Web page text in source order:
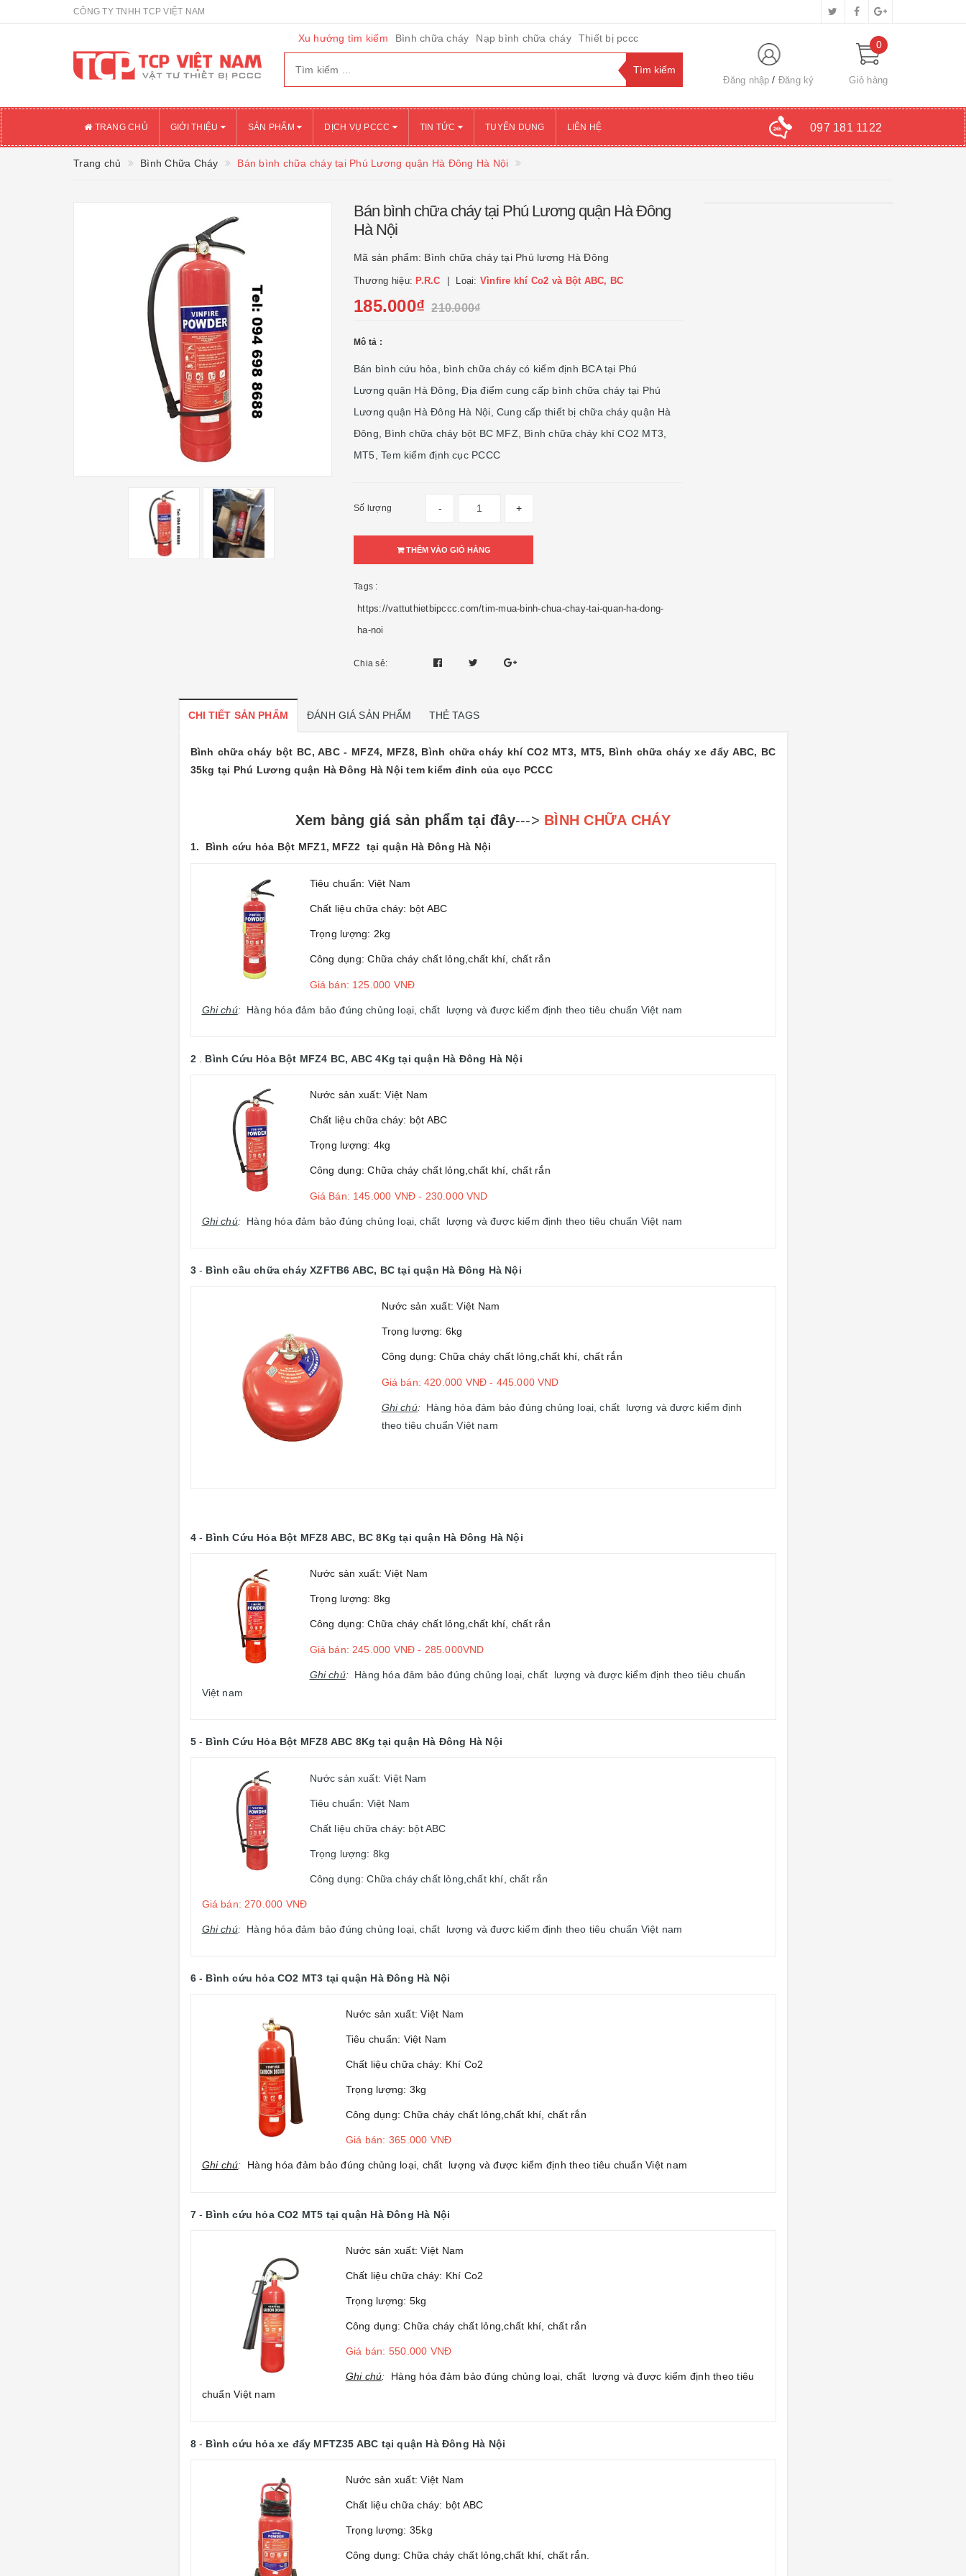
CÔNG TY TNHH TCP VIỆT NAM
Xu hướng tìm kiếm Bình chữa cháy Nạp bình chữa cháy Thiết bị pccc
Đăng nhập Đăng ký
0
Giỏ hàng
TRANG CHỦ GIỚI THIỆU SẢN PHẨM DỊCH VỤ PCCC TIN TỨC TUYỂN DỤNG LIÊN HỆ 097 181 1122
Trang chủ Bình Chữa Cháy Bán bình chữa cháy tại Phú Lương quận Hà Đông Hà Nội
Bán bình chữa cháy tại Phú Lương quận Hà Đông
Hà Nội
Mã sản phẩm: Bình chữa cháy tại Phú lương Hà Đông
Thương hiệu: P.R.C Loại: Vìnfire khí Co2 và Bột ABC, BC
185.000₫ 210.000₫
Mô tả :
Bán bình cứu hỏa, bình chữa cháy có kiểm định BCA tại Phú
Lương quận Hà Đông, Địa điểm cung cấp bình chữa cháy tại Phú
Lương quận Hà Đông Hà Nội, Cung cấp thiết bị chữa cháy quận Hà
Đông, Bình chữa cháy bột BC MFZ, Bình chữa cháy khí CO2 MT3,
MT5, Tem kiểm định cục PCCC
Số lượng - +
THÊM VÀO GIỎ HÀNG
Tags :
https://vattuthietbipccc.com/tim-mua-binh-chua-chay-tai-quan-ha-dong-
ha-noi
Chia sẻ:
CHI TIẾT SẢN PHẨM ĐÁNH GIÁ SẢN PHẨM THẺ TAGS
Bình chữa cháy bột BC, ABC - MFZ4, MFZ8, Bình chữa cháy khí CO2 MT3, MT5, Bình chữa cháy xe đẩy ABC, BC
35kg tại Phú Lương quận Hà Đông Hà Nội tem kiểm đỉnh của cục PCCC
Xem bảng giá sản phẩm tại đây---> BÌNH CHỮA CHÁY
1. Bình cứu hỏa Bột MFZ1, MFZ2 tại quận Hà Đông Hà Nội
Tiêu chuẩn: Việt Nam
Chất liệu chữa cháy: bột ABC
Trọng lượng: 2kg
Công dụng: Chữa cháy chất lỏng,chất khí, chất rắn
Giá bán: 125.000 VNĐ
Ghi chú:Hàng hóa đảm bảo đúng chủng loại, chất lượng và được kiểm định theo tiêu chuẩn Việt nam
2. Bình Cứu Hỏa Bột MFZ4 BC, ABC 4Kg tại quận Hà Đông Hà Nội
Nước sản xuất: Việt Nam
Chất liệu chữa cháy: bột ABC
Trọng lượng: 4kg
Công dụng: Chữa cháy chất lỏng,chất khí, chất rắn
Giá Bán: 145.000 VNĐ - 230.000 VND
Ghi chú:Hàng hóa đảm bảo đúng chủng loại, chất lượng và được kiểm định theo tiêu chuẩn Việt nam
3- Bình cầu chữa cháy XZFTB6 ABC, BCtại quận Hà Đông Hà Nội
Nước sản xuất: Việt Nam
Trọng lượng: 6kg
Công dụng: Chữa cháy chất lỏng,chất khí, chất rắn
Giá bán: 420.000 VNĐ - 445.000 VND
Ghi chú:Hàng hóa đảm bảo đúng chủng loại, chất lượng và được kiểm định
theo tiêu chuẩn Việt nam
4- Bình Cứu Hỏa Bột MFZ8 ABC, BC 8Kg tại quận Hà Đông Hà Nội
Nước sản xuất: Việt Nam
Trọng lượng: 8kg
Công dụng: Chữa cháy chất lỏng,chất khí, chất rắn
Giá bán: 245.000 VNĐ - 285.000VND
Ghi chú:Hàng hóa đảm bảo đúng chủng loại, chất lượng và được kiểm định theo tiêu chuẩn
Việt nam
5- Bình Cứu Hỏa Bột MFZ8 ABC 8Kg tại quận Hà Đông Hà Nội
Nước sản xuất: Việt Nam
Tiêu chuẩn: Việt Nam
Chất liệu chữa cháy: bột ABC
Trọng lượng: 8kg
Công dụng: Chữa cháy chất lỏng,chất khí, chất rắn
Giá bán: 270.000 VNĐ
Ghi chú:Hàng hóa đảm bảo đúng chủng loại, chất lượng và được kiểm định theo tiêu chuẩn Việt nam
6 - Bình cứu hỏa CO2 MT3 tại quận Hà Đông Hà Nội
Nước sản xuất: Việt Nam
Tiêu chuẩn: Việt Nam
Chất liệu chữa cháy: Khí Co2
Trọng lượng: 3kg
Công dụng: Chữa cháy chất lỏng,chất khí, chất rắn
Giá bán: 365.000 VNĐ
Ghi chú: Hàng hóa đảm bảo đúng chủng loại, chất lượng và được kiểm định theo tiêu chuẩn Việt nam
7- Bình cứu hỏa CO2 MT5 tại quận Hà Đông Hà Nội
Nước sản xuất: Việt Nam
Chất liệu chữa cháy: Khí Co2
Trọng lượng: 5kg
Công dụng: Chữa cháy chất lỏng,chất khí, chất rắn
Giá bán: 550.000 VNĐ
Ghi chú: Hàng hóa đảm bảo đúng chủng loại, chất lượng và được kiểm định theo tiêu
chuẩn Việt nam
8- Bình cứu hỏa xe đẩy MFTZ35 ABC tại quận Hà Đông Hà Nội
Nước sản xuất: Việt Nam
Chất liệu chữa cháy: bột ABC
Trọng lượng: 35kg
Công dụng: Chữa cháy chất lỏng,chất khí, chất rắn.